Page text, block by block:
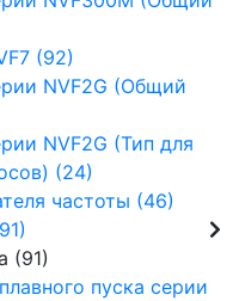
(92)
NVF2G (Общий
NVF2G (Тип для
(24)
частоты (46)
(91)
пуска серии